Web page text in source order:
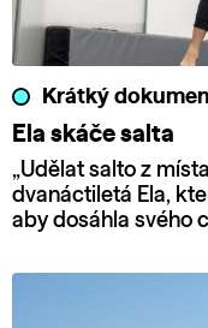
Krátký
Ela skáče salta
„Udělat salto z
dvanáctiletá Ela,
aby dosáhla svého